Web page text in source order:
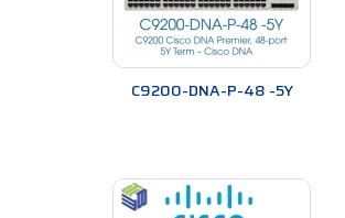
C9200-DNA-P-48 -5Y